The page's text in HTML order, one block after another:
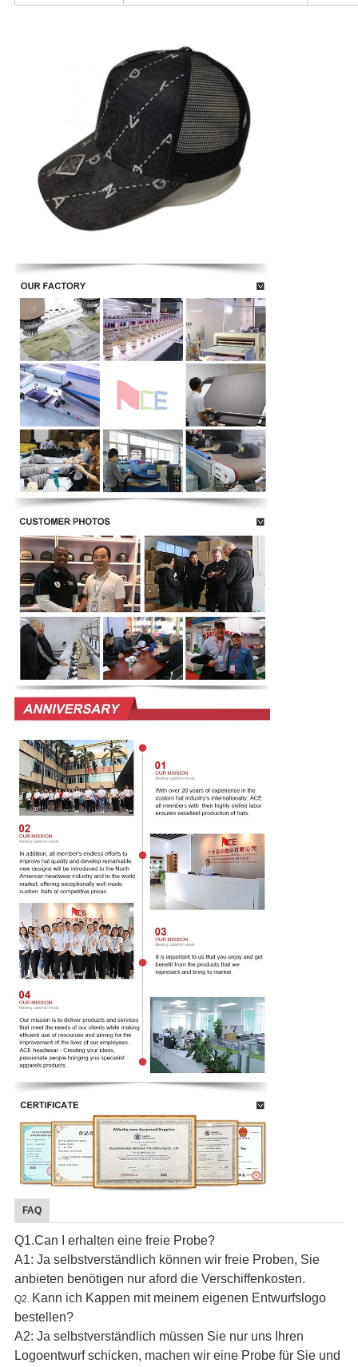
FAQ
Q1.Can I erhalten eine freie Probe?
A1: Ja selbstverständlich können wir freie Proben, Sie
anbieten benötigen nur aford die Verschiffenkosten.
Q2. Kann ich Kappen mit meinem eigenen Entwurfslogo
bestellen?
A2: Ja selbstverständlich müssen Sie nur uns Ihren
Logoentwurf schicken, machen wir eine Probe für Sie und